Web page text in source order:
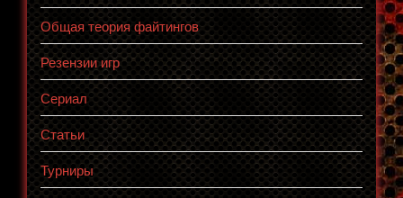
Общая теория файтингов
Резензии игр
Сериал
Статьи
Турниры